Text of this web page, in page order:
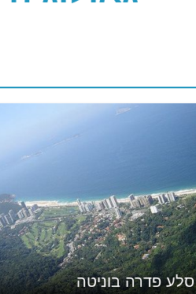
סלע פדרה בוניטה